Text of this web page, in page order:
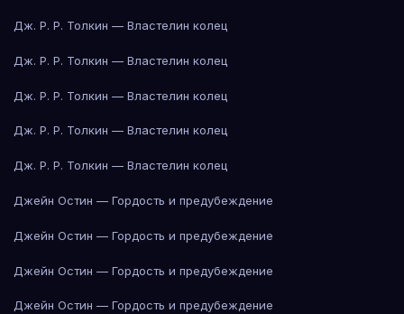
Дж. Р. Р. Толкин — Властелин колец
Дж. Р. Р. Толкин — Властелин колец
Дж. Р. Р. Толкин — Властелин колец
Дж. Р. Р. Толкин — Властелин колец
Дж. Р. Р. Толкин — Властелин колец
Джейн Остин — Гордость и предубеждение
Джейн Остин — Гордость и предубеждение
Джейн Остин — Гордость и предубеждение
Джейн Остин — Гордость и предубеждение